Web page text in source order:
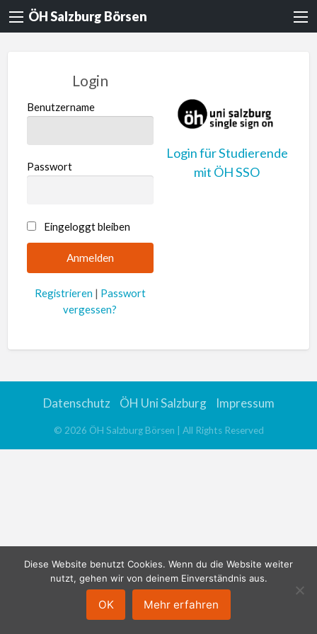
ÖH Salzburg Börsen
Login
Benutzername
Passwort
A
l
Eingeloggt bleiben
Registrieren | Passwort
vergessen?
Login für Studierende
mit ÖH SSO
Datenschutz ÖH Uni Salzburg Impressum
© 2026 ÖH Salzburg Börsen | All Rights Reserved
Diese Website benutzt Cookies. Wenn du die Website weiter
nutzt, gehen wir von deinem Einverständnis aus.
OK Mehr erfahren